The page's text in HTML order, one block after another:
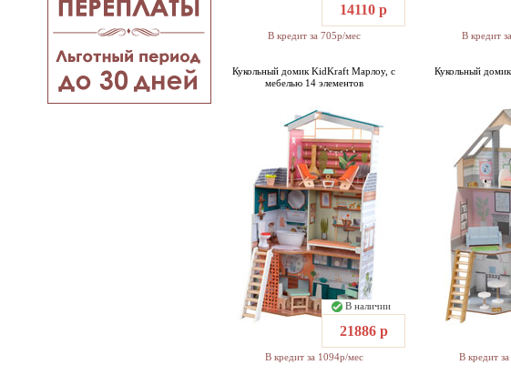
14110 р
В кредит за 705р/мес В кредит
Кукольный домик KidKraft Марлоу, с
мебелью 14 элементов
В наличии
21886 р
В кредит за 1094р/мес
Кукольный
В кредит